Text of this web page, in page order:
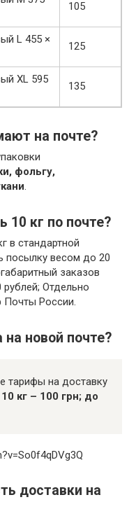
105
L 455 ×
125
XL 595
135
на почте?
фольгу,
.
10 кг по почте?
в стандартной
посылку весом до 20
заказов
Отдельно
Почты России.
на новой почте?
тарифы на доставку
кг – 100 грн; до
доставки на